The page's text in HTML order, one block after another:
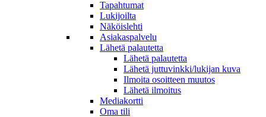
Tapahtumat
Lukijoilta
Näköislehti
Asiakaspalvelu
Lähetä palautetta
Lähetä palautetta
Lähetä juttuvinkki/lukijan kuva
Ilmoita osoitteen muutos
Lähetä ilmoitus
Mediakortti
Oma tili